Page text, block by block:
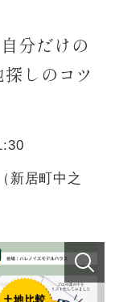
分だけの
しのコツ
新居町中之